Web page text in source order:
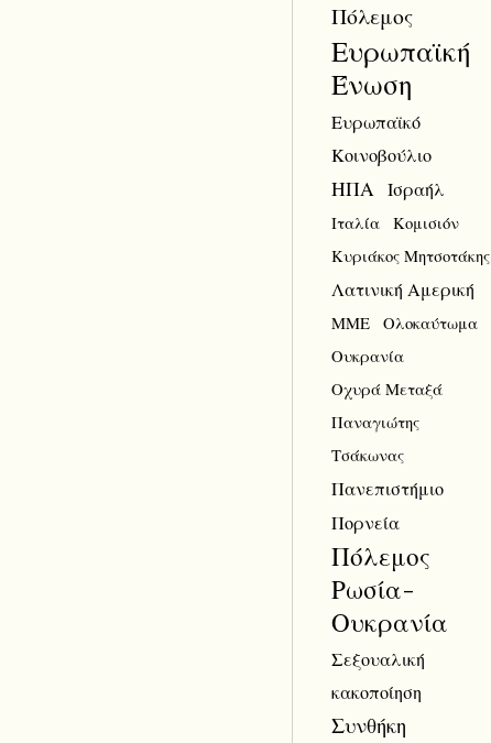
Πόλεμος
Ευρωπαϊκή
Ένωση
Ευρωπαϊκό
Κοινοβούλιο
ΗΠΑ Ισραήλ
Ιταλία
Κομισιόν
Κυριάκος Μητσοτάκης
Λατινική Αμερική
ΜΜΕ
Ολοκαύτωμα
Ουκρανία
Οχυρά Μεταξά
Παναγιώτης
Τσάκωνας
Πανεπιστήμιο
Πορνεία
Πόλεμος
Ρωσία-
Ουκρανία
Σεξουαλική
κακοποίηση
Συνθήκη